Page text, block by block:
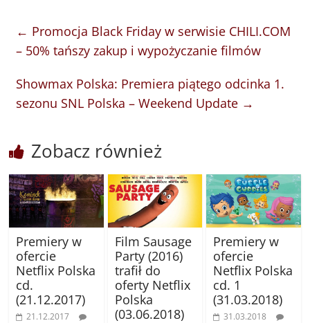
← Promocja Black Friday w serwisie CHILI.COM
– 50% tańszy zakup i wypożyczanie filmów
Showmax Polska: Premiera piątego odcinka 1.
sezonu SNL Polska – Weekend Update →
Zobacz również
Premiery w
ofercie
Netflix Polska
cd.
(21.12.2017)
21.12.2017
Film Sausage
Party (2016)
trafił do
oferty Netflix
Polska
(03.06.2018)
Premiery w
ofercie
Netflix Polska
cd. 1
(31.03.2018)
31.03.2018